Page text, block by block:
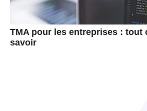
TMA pour les entreprises : tout
savoir